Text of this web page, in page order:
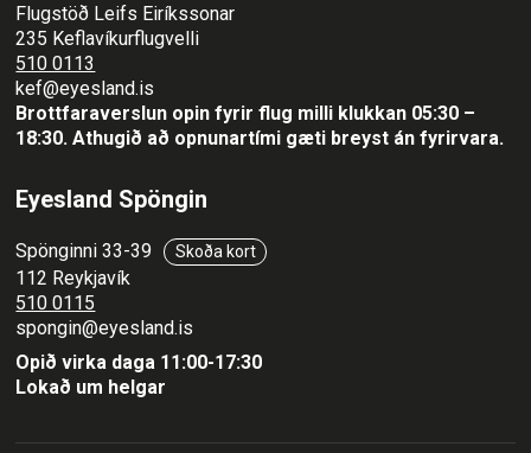
Flugstöð Leifs Eiríkssonar
235 Keflavíkurflugvelli
510 0113
kef@eyesland.is
Brottfaraverslun opin fyrir flug milli klukkan 05:30 –
18:30.Athugið að opnunartími gæti breyst án fyrirvara.
Eyesland Spöngin
Spönginni 33-39 Skoða kort
112 Reykjavík
510 0115
spongin@eyesland.is
Opið virka daga 11:00-17:30
Lokað um helgar